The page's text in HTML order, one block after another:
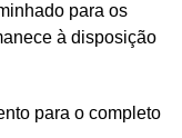
para os
à disposição
para o completo